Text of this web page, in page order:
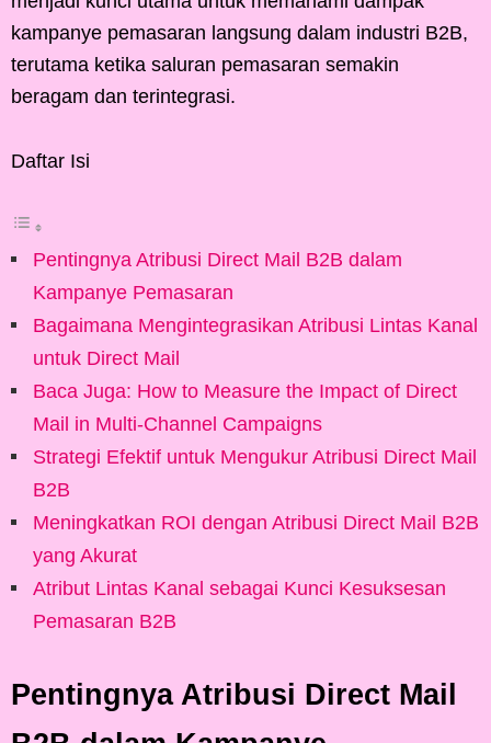
kampanye pemasaran langsung dalam industri B2B,
terutama ketika saluran pemasaran semakin
beragam dan terintegrasi.
Daftar Isi
Pentingnya Atribusi Direct Mail B2B dalam
Kampanye Pemasaran
Bagaimana Mengintegrasikan Atribusi Lintas Kanal
untuk Direct Mail
Baca Juga: How to Measure the Impact of Direct
Mail in Multi-Channel Campaigns
Strategi Efektif untuk Mengukur Atribusi Direct Mail
B2B
Meningkatkan ROI dengan Atribusi Direct Mail B2B
yang Akurat
Atribut Lintas Kanal sebagai Kunci Kesuksesan
Pemasaran B2B
Pentingnya Atribusi Direct Mail